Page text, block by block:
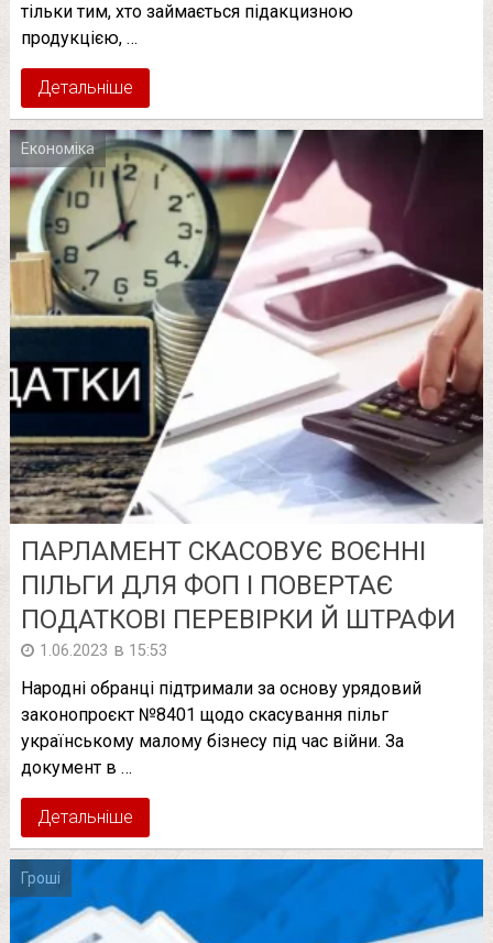
тільки тим, хто займається підакцизною
продукцією, …
Детальніше
Економіка
ПАРЛАМЕНТ СКАСОВУЄ ВОЄННІ
ПІЛЬГИ ДЛЯ ФОП І ПОВЕРТАЄ
ПОДАТКОВІ ПЕРЕВІРКИ Й ШТРАФИ
1.06.2023 в 15:53
Народні обранці підтримали за основу урядовий
законопроєкт №8401 щодо скасування пільг
українському малому бізнесу під час війни. За
документ в …
Детальніше
Гроші